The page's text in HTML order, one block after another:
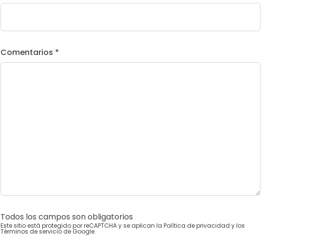
Comentarios *
Todos los campos son obligatorios
Este sitio está protegido por reCAPTCHA y se aplican la Política de privacidad y los
Términos de servicio de Google.